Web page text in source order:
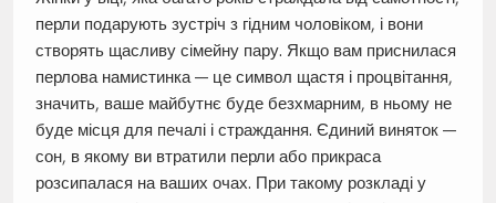
перли подарують зустріч з гідним чоловіком, і вони
створять щасливу сімейну пару. Якщо вам приснилася
перлова намистинка — це символ щастя і процвітання,
значить, ваше майбутнє буде безхмарним, в ньому не
буде місця для печалі і страждання. Єдиний виняток —
сон, в якому ви втратили перли або прикраса
розсипалася на ваших очах. При такому розкладі у